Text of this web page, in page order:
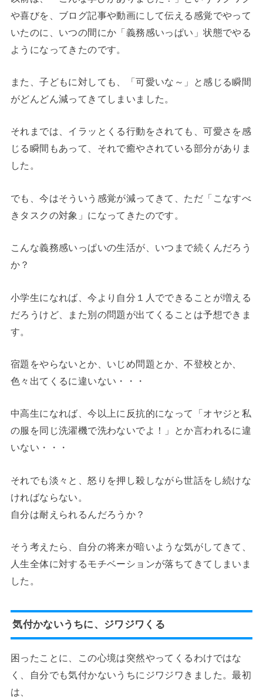
や喜びを、ブログ記事や動画にして伝える感覚でやって
いたのに、いつの間にか「義務感いっぱい」状態でやる
ようになってきたのです。
また、子どもに対しても、「可愛いな～」と感じる瞬間
がどんどん減ってきてしまいました。
それまでは、イラッとくる行動をされても、可愛さを感
じる瞬間もあって、それで癒やされている部分がありま
した。
でも、今はそういう感覚が減ってきて、ただ「こなすべ
きタスクの対象」になってきたのです。
こんな義務感いっぱいの生活が、いつまで続くんだろう
か？
小学生になれば、今より自分１人でできることが増える
だろうけど、また別の問題が出てくることは予想できま
す。
宿題をやらないとか、いじめ問題とか、不登校とか、
色々出てくるに違いない・・・
中高生になれば、今以上に反抗的になって「オヤジと私
の服を同じ洗濯機で洗わないでよ！」とか言われるに違
いない・・・
それでも淡々と、怒りを押し殺しながら世話をし続けな
ければならない。
自分は耐えられるんだろうか？
そう考えたら、自分の将来が暗いような気がしてきて、
人生全体に対するモチベーションが落ちてきてしまいま
した。
気付かないうちに、ジワジワくる
困ったことに、この心境は突然やってくるわけではな
く、自分でも気付かないうちにジワジワきました。最初
は、